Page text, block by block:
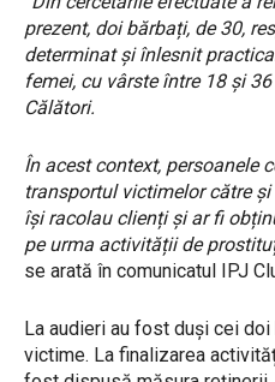
prezent, doi bărbați, de 30,
determinat și înlesnit
femei, cu vârste între 18 și
Călători.
În acest context, persoanele
transportul victimelor către
își racolau clienți și ar fi
pe urma activității de
se arată în comunicatul IPJ
La audieri au fost duși cei
victime. La finalizarea